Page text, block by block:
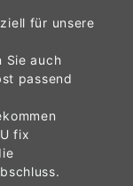
für unsere
Sie auch
passend
fix